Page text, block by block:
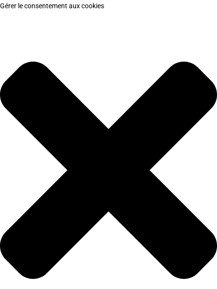
Gérer le consentement aux cookies